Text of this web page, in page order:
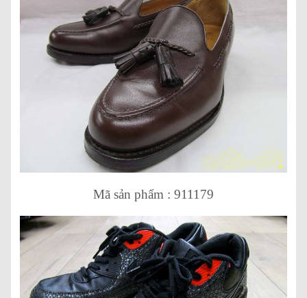
Mã sản phẩm : 911179